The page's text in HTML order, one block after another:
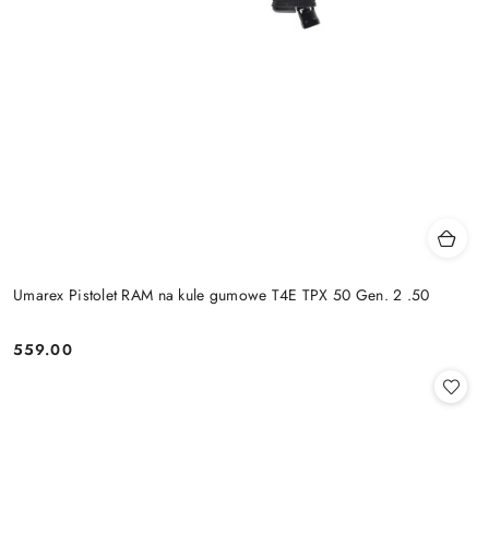
Umarex Pistolet RAM na kule gumowe T4E TPX 50 Gen. 2 .50
Cena:
559.00